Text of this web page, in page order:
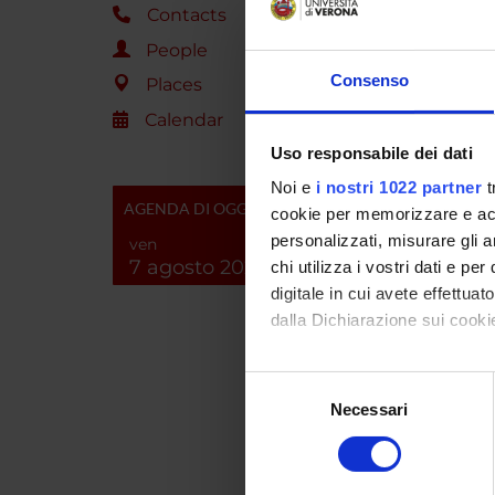
Consenso
Uso responsabile dei dati
Noi e i nostri 1022 partner
cookie per memorizzare e
personalizzati, misurare gli
chi utilizza i vostri dati e per
digitale in cui avete
dalla Dichiarazione sui
Con il tuo consenso,
raccogliere
digitali).
Necessari
Contacts
People
Places
Calendar
AGENDA DI OGGI
ven
7 agosto 2026